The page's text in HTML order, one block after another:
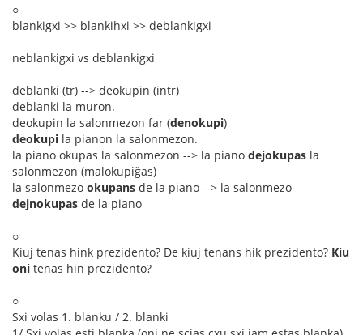
○
blankigxi >> blankihxi >> deblankigxi
neblankigxi vs deblankigxi
deblanki (tr) --> deokupin (intr)
deblanki la muron.
deokupin la salonmezon far (denokupi)
deokupi la pianon la salonmezon.
la piano okupas la salonmezon --> la piano dejokupas la
salonmezon (malokupiĝas)
la salonmezo okupans de la piano --> la salonmezo
dejnokupas de la piano
○
Kiuj tenas hink prezidento? De kiuj tenans hik prezidento? Kiu
oni tenas hin prezidento?
○
Sxi volas 1. blanku / 2. blanki